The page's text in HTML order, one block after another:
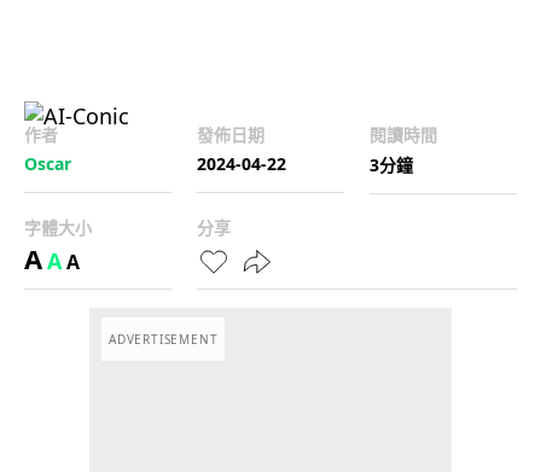
作者
Oscar
發佈日期
2024-04-22
閱讀時間
3分鐘
字體大小
AAA
分享
ADVERTISEMENT